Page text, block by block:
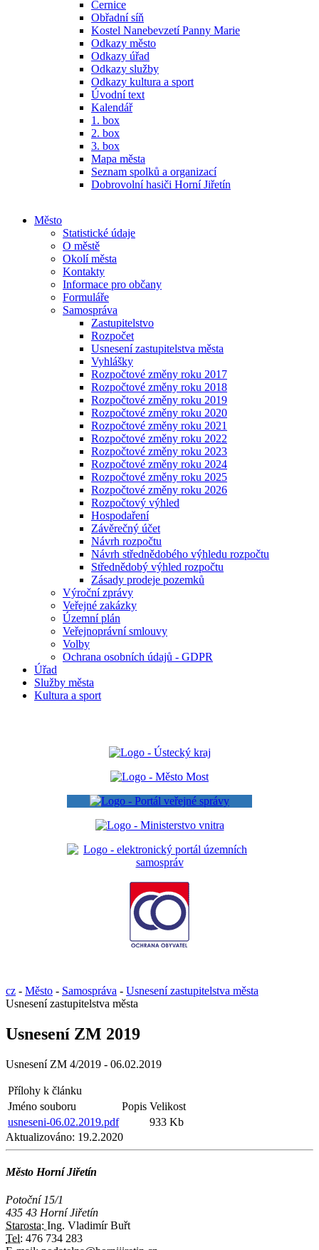
Černice
Obřadní síň
Kostel Nanebevzetí Panny Marie
Odkazy město
Odkazy úřad
Odkazy služby
Odkazy kultura a sport
Úvodní text
Kalendář
1. box
2. box
3. box
Mapa města
Seznam spolků a organizací
Dobrovolní hasiči Horní Jiřetín
Město
Statistické údaje
O městě
Okolí města
Kontakty
Informace pro občany
Formuláře
Samospráva
Zastupitelstvo
Rozpočet
Usnesení zastupitelstva města
Vyhlášky
Rozpočtové změny roku 2017
Rozpočtové změny roku 2018
Rozpočtové změny roku 2019
Rozpočtové změny roku 2020
Rozpočtové změny roku 2021
Rozpočtové změny roku 2022
Rozpočtové změny roku 2023
Rozpočtové změny roku 2024
Rozpočtové změny roku 2025
Rozpočtové změny roku 2026
Rozpočtový výhled
Hospodaření
Závěrečný účet
Návrh rozpočtu
Návrh střednědobého výhledu rozpočtu
Střednědobý výhled rozpočtu
Zásady prodeje pozemků
Výroční zprávy
Veřejné zakázky
Územní plán
Veřejnoprávní smlouvy
Volby
Ochrana osobních údajů - GDPR
Úřad
Služby města
Kultura a sport
cz - Město - Samospráva - Usnesení zastupitelstva města
Usnesení zastupitelstva města
Usnesení ZM 2019
Usnesení ZM 4/2019 - 06.02.2019
Přílohy k článku
Jméno souboru
Popis Velikost
usneseni-06.02.2019.pdf
933 Kb
Aktualizováno: 19.2.2020
Město Horní Jiřetín
Potoční 15/1
435 43 Horní Jiřetín
Starosta: Ing. Vladimír Buřt
Tel: 476 734 283